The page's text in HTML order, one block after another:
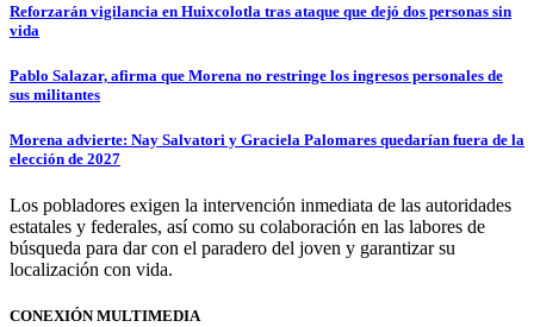
Reforzarán vigilancia en Huixcolotla tras ataque que dejó dos personas sin
vida
Pablo Salazar, afirma que Morena no restringe los ingresos personales de
sus militantes
Morena advierte: Nay Salvatori y Graciela Palomares quedarían fuera de la
elección de 2027
Los pobladores exigen la intervención inmediata de las autoridades
estatales y federales, así como su colaboración en las labores de
búsqueda para dar con el paradero del joven y garantizar su
localización con vida.
CONEXIÓN MULTIMEDIA